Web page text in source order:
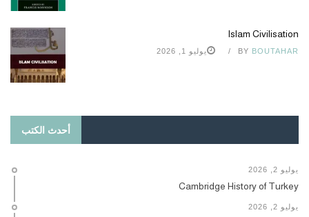
Islam Civilisation
BY BOUTAHAR يوليو 1, 2026
أحدث الكتب
يوليو 2, 2026
Cambridge History of Turkey
يوليو 2, 2026